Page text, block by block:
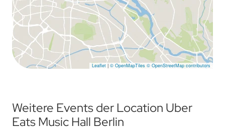
Leaflet | © OpenMapTiles © OpenStreetMap contributors
Weitere Events der Location Uber
Eats Music Hall Berlin